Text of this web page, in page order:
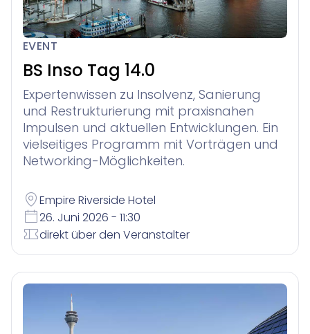
EVENT
BS Inso Tag 14.0
Expertenwissen zu Insolvenz, Sanierung
und Restrukturierung mit praxisnahen
Impulsen und aktuellen Entwicklungen. Ein
vielseitiges Programm mit Vorträgen und
Networking-Möglichkeiten.
Empire Riverside Hotel
26. Juni 2026 - 11:30
direkt über den Veranstalter